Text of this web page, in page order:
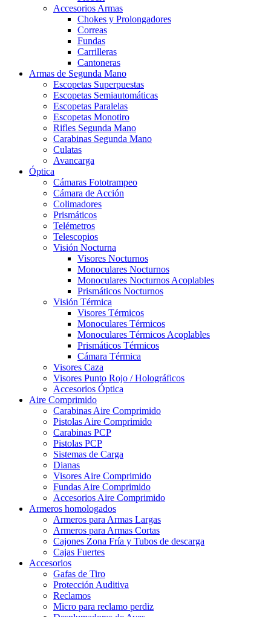
Accesorios Armas
Chokes y Prolongadores
Correas
Fundas
Carrilleras
Cantoneras
Armas de Segunda Mano
Escopetas Superpuestas
Escopetas Semiautomáticas
Escopetas Paralelas
Escopetas Monotiro
Rifles Segunda Mano
Carabinas Segunda Mano
Culatas
Avancarga
Óptica
Cámaras Fototrampeo
Cámara de Acción
Colimadores
Prismáticos
Telémetros
Telescopios
Visión Nocturna
Visores Nocturnos
Monoculares Nocturnos
Monoculares Nocturnos Acoplables
Prismáticos Nocturnos
Visión Térmica
Visores Térmicos
Monoculares Térmicos
Monoculares Térmicos Acoplables
Prismáticos Térmicos
Cámara Térmica
Visores Caza
Visores Punto Rojo / Holográficos
Accesorios Óptica
Aire Comprimido
Carabinas Aire Comprimido
Pistolas Aire Comprimido
Carabinas PCP
Pistolas PCP
Sistemas de Carga
Dianas
Visores Aire Comprimido
Fundas Aire Comprimido
Accesorios Aire Comprimido
Armeros homologados
Armeros para Armas Largas
Armeros para Armas Cortas
Cajones Zona Fría y Tubos de descarga
Cajas Fuertes
Accesorios
Gafas de Tiro
Protección Auditiva
Reclamos
Micro para reclamo perdiz